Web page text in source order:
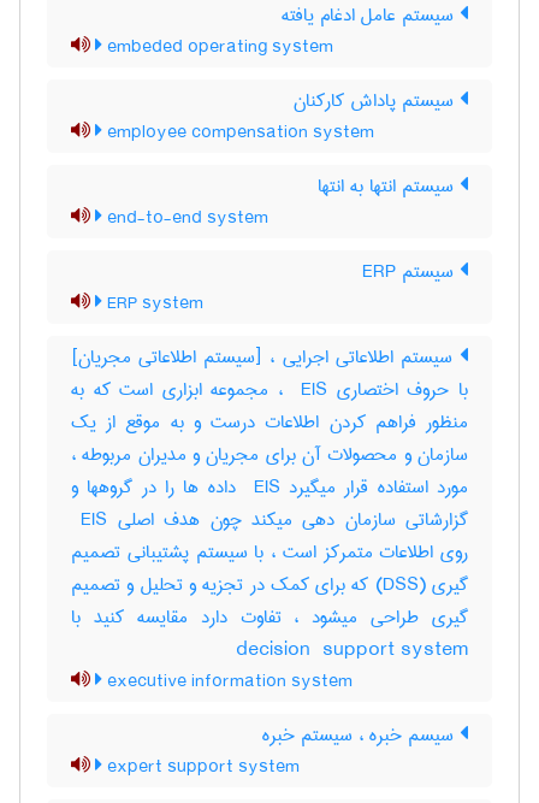
سیستم عامل ادغام یافته
embeded operating system
سیستم پاداش کارکنان
employee compensation system
سیستم انتها به انتها
end-to-end system
سیستم ERP
ERP system
سیستم اطلاعاتی اجرایی ، [سیستم اطلاعاتی مجریان]
با حروف اختصاری ‎ EIS ، مجموعه ابزاری است که به
منظور فراهم کردن اطلاعات درست و به موقع از یک
سازمان و محصولات آن برای مجریان و مدیران مربوطه ،
مورد استفاده قرار میگیرد ‎ EIS داده ها را در گروهها و
گزارشاتی سازمان دهی میکند چون هدف اصلی ‎ EIS
روی اطلاعات متمرکز است ، با سیستم پشتیبانی تصمیم
گیری (‎DSS) که برای کمک در تجزیه و تحلیل و تصمیم
گیری طراحی میشود ، تفاوت دارد مقایسه کنید با
‎decision ‎ support system
executive information system
سیسم خبره ، سیستم خبره
expert support system